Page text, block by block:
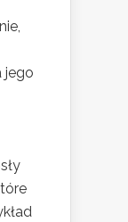
jego